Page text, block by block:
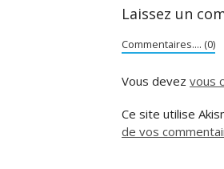
Laissez un
Commentaires.... (0)
Vous devez vous
Ce site utilise
de vos